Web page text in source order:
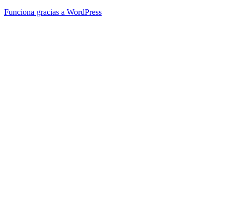
Funciona gracias a WordPress